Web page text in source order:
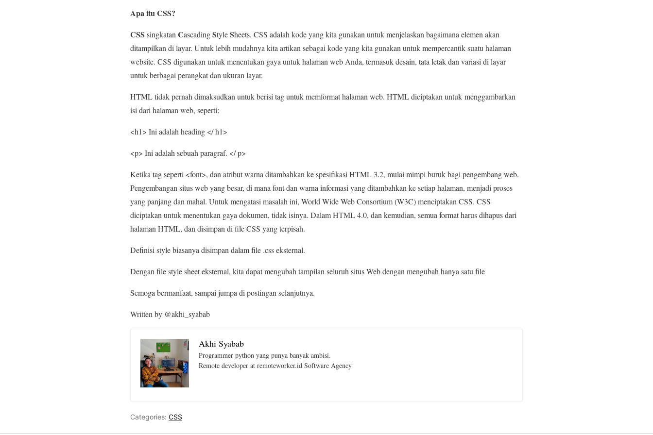
Apa itu CSS?
CSS singkatanCascadingStyleSheets. CSS adalah kode yang kita gunakan untuk menjelaskan bagaimana elemen akan
ditampilkan di layar. Untuk lebih mudahnya kita artikan sebagai kode yang kita gunakan untuk mempercantik suatu halaman
website. CSS digunakan untuk menentukan gaya untuk halaman web Anda, termasuk desain, tata letak dan variasi di layar
untuk berbagai perangkat dan ukuran layar.
HTML tidak pernah dimaksudkan untuk berisi tag untuk memformat halaman web. HTML diciptakan untuk menggambarkan
isi dari halaman web, seperti:
<h1> Ini adalah heading </ h1>
<p> Ini adalah sebuah paragraf. </ p>
Ketika tag seperti <font>, dan atribut warna ditambahkan ke spesifikasi HTML 3.2, mulai mimpi buruk bagi pengembang web.
Pengembangan situs web yang besar, di mana font dan warna informasi yang ditambahkan ke setiap halaman, menjadi proses
yang panjang dan mahal. Untuk mengatasi masalah ini, World Wide Web Consortium (W3C) menciptakan CSS. CSS
diciptakan untuk menentukan gaya dokumen, tidak isinya. Dalam HTML 4.0, dan kemudian, semua format harus dihapus dari
halaman HTML, dan disimpan di file CSS yang terpisah.
Definisi style biasanya disimpan dalam file .css eksternal.
Dengan file style sheet eksternal, kita dapat mengubah tampilan seluruh situs Web dengan mengubah hanya satu file
Semoga bermanfaat, sampai jumpa di postingan selanjutnya.
Written by @akhi_syabab
Akhi Syabab
Programmer python yang punya banyak ambisi.
Remote developer at remoteworker.id Software Agency
Categories: CSS